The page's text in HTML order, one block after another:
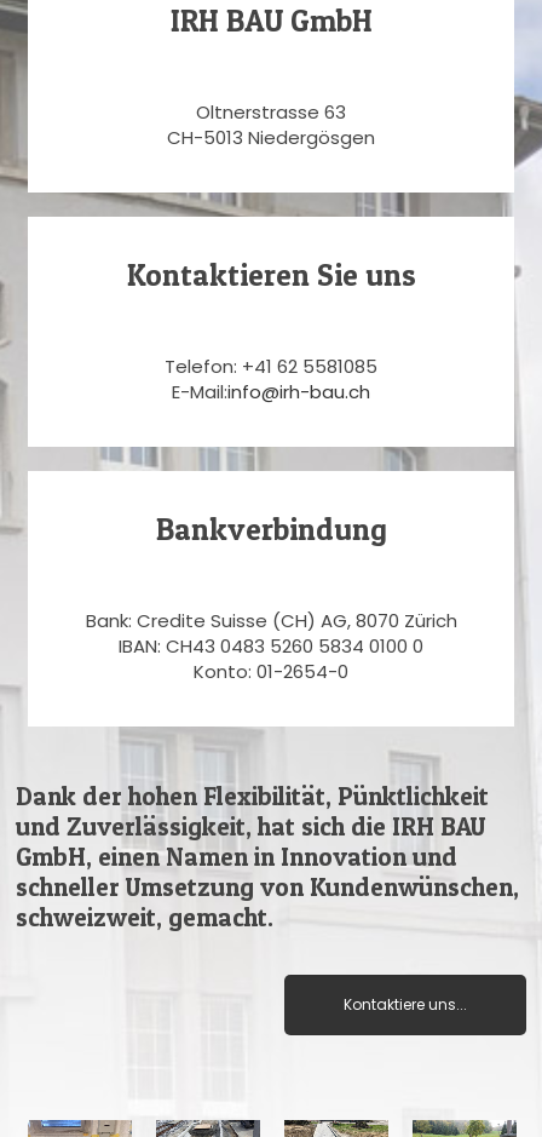
IRH BAU GmbH
Oltnerstrasse 63
CH-5013 Niedergösgen
Kontaktieren Sie uns
Telefon: +41 62 5581085
E-Mail:info@irh-bau.ch
Bankverbindung
Bank: Credite Suisse (CH) AG, 8070 Zürich
IBAN: CH43 0483 5260 5834 0100 0
Konto: 01-2654-0
Dank der hohen Flexibilität, Pünktlichkeit
und Zuverlässigkeit, hat sich die IRH BAU
GmbH, einen Namen in Innovation und
schneller Umsetzung von Kundenwünschen,
schweizweit, gemacht.
Kontaktiere uns...